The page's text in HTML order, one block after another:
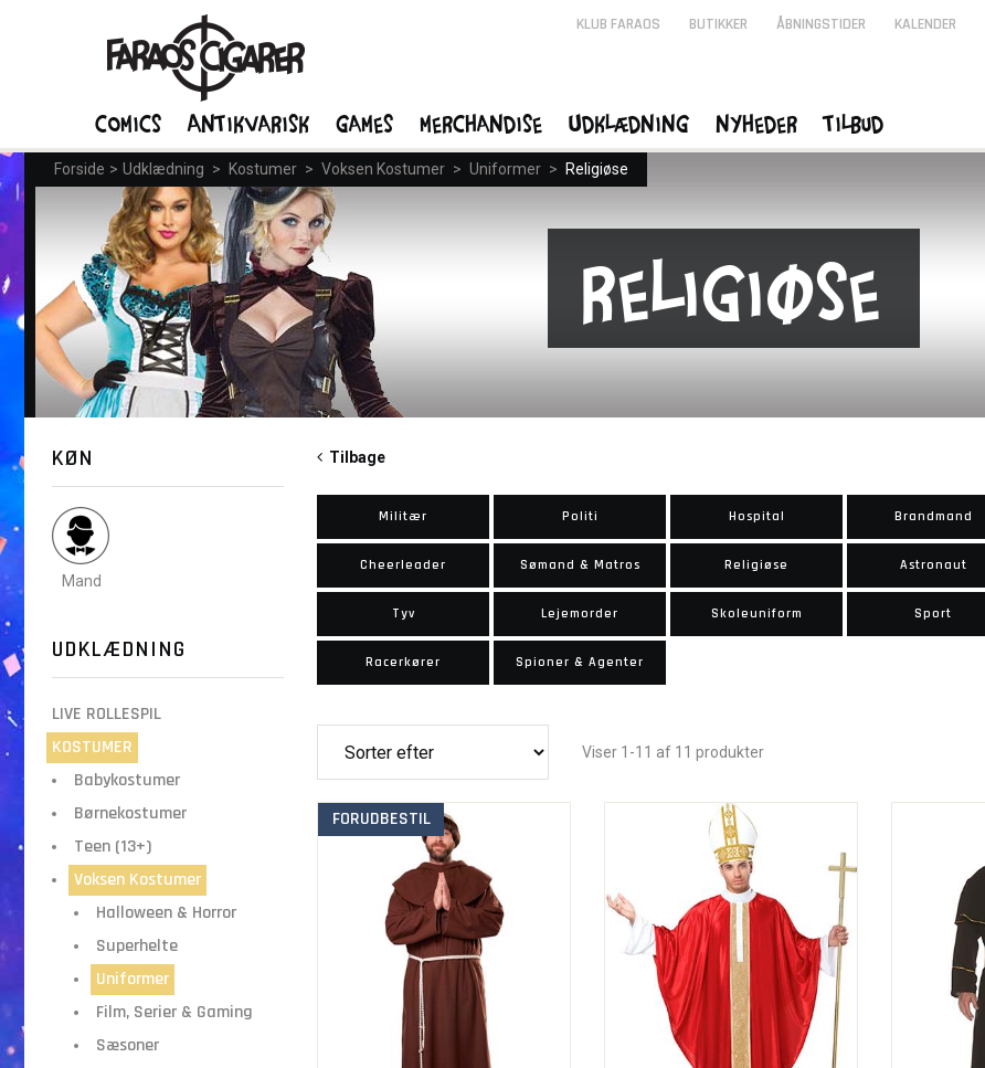
Forside > Udklædning > Kostumer > Voksen Kostumer > Uniformer > Religiøse
Religiøse
KØN
Mand
UDKLÆDNING
LIVE ROLLESPIL
KOSTUMER
Babykostumer
Børnekostumer
Teen (13+)
Voksen Kostumer
Halloween & Horror
Superhelte
Uniformer
Film, Serier & Gaming
Sæsoner
Tilbage
Militær Politi Hospital Brandmand
Cheerleader Sømand & Matros Religiøse Astronaut
Tyv Lejemorder Skoleuniform Sport
Racerkører Spioner & Agenter
Viser 1-11 af 11 produkter
FORUDBESTIL
KLUB FARAOS BUTIKKER ÅBNINGSTIDER KALENDER
Comics Antikvarisk Games Merchandise Udklædning Nyheder Tilbud